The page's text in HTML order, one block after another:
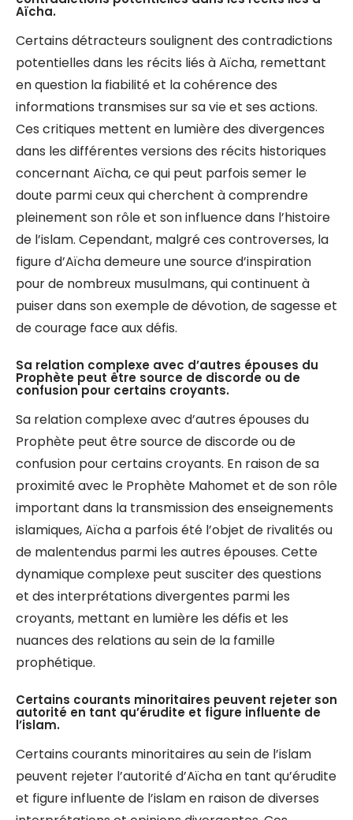
Aïcha.
Certains détracteurs soulignent des contradictions
potentielles dans les récits liés à Aïcha, remettant
en question la fiabilité et la cohérence des
informations transmises sur sa vie et ses actions.
Ces critiques mettent en lumière des divergences
dans les différentes versions des récits historiques
concernant Aïcha, ce qui peut parfois semer le
doute parmi ceux qui cherchent à comprendre
pleinement son rôle et son influence dans l’histoire
de l’islam. Cependant, malgré ces controverses, la
figure d’Aïcha demeure une source d’inspiration
pour de nombreux musulmans, qui continuent à
puiser dans son exemple de dévotion, de sagesse et
de courage face aux défis.
Sa relation complexe avec d’autres épouses du
Prophète peut être source de discorde ou de
confusion pour certains croyants.
Sa relation complexe avec d’autres épouses du
Prophète peut être source de discorde ou de
confusion pour certains croyants. En raison de sa
proximité avec le Prophète Mahomet et de son rôle
important dans la transmission des enseignements
islamiques, Aïcha a parfois été l’objet de rivalités ou
de malentendus parmi les autres épouses. Cette
dynamique complexe peut susciter des questions
et des interprétations divergentes parmi les
croyants, mettant en lumière les défis et les
nuances des relations au sein de la famille
prophétique.
Certains courants minoritaires peuvent rejeter son
autorité en tant qu’érudite et figure influente de
l’islam.
Certains courants minoritaires au sein de l’islam
peuvent rejeter l’autorité d’Aïcha en tant qu’érudite
et figure influente de l’islam en raison de diverses